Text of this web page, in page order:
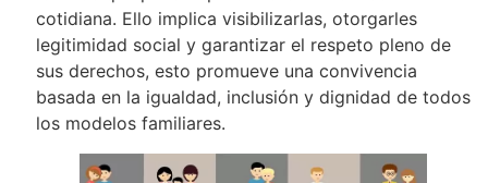
cotidiana. Ello implica visibilizarlas, otorgarles
legitimidad social y garantizar el respeto pleno de
sus derechos, esto promueve una convivencia
basada en la igualdad, inclusión y dignidad de todos
los modelos familiares.